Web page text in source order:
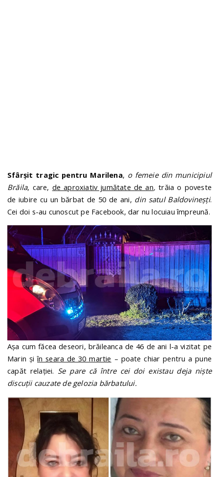
Sfârșit tragic pentru Marilena, o femeie din municipiul
Brăila, care, de aproxiativ jumătate de an, trăia o poveste
de iubire cu un bărbat de 50 de ani, din satul Baldovineșți.
Cei doi s-au cunoscut pe Facebook, dar nu locuiau împreună.
Așa cum făcea deseori, brăileanca de 46 de ani l-a vizitat pe
Marin șiîn seara de 30 martie – poate chiar pentru a pune
capăt relației. Se pare că între cei doi existau deja niște
discuții cauzate de gelozia bărbatului.